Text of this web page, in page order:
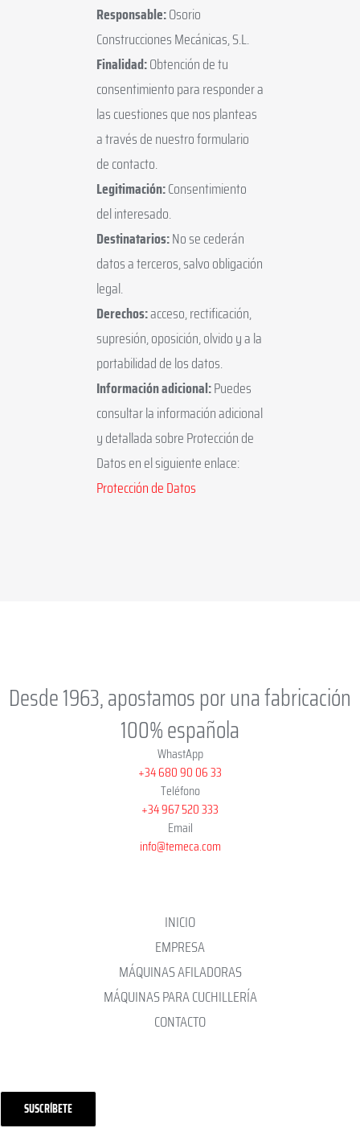
Responsable:Osorio
Construcciones Mecánicas, S.L.
Finalidad:Obtención de tu
consentimiento para responder a
las cuestiones que nos planteas
a través de nuestro formulario
de contacto.
Legitimación:Consentimiento
del interesado.
Destinatarios:No se cederán
datos a terceros, salvo obligación
legal.
Derechos:acceso, rectificación,
supresión, oposición, olvido y a la
portabilidad de los datos.
Información adicional:Puedes
consultar la información adicional
y detallada sobre Protección de
Datos en el siguiente enlace:
Protección de Datos
Desde 1963, apostamos por una fabricación
100% española
WhastApp
+34 680 90 06 33
Teléfono
+34 967 520 333
Email
info@temeca.com
INICIO
EMPRESA
MÁQUINAS AFILADORAS
MÁQUINAS PARA CUCHILLERÍA
CONTACTO
SUSCRÍBETE